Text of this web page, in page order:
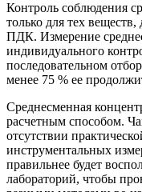
Контроль соблюдения
только для тех
ПДК. Измерение
индивидуального
последовательном
менее 75 % ее
Среднесменная
расчетным способом.
отсутствии
инструментальных
правильнее будет
лабораторий, чтобы